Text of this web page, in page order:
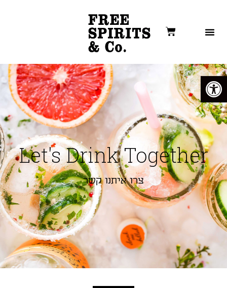
פתח סרגל נגישות
Let's Drink Together
צרו איתנו קשר